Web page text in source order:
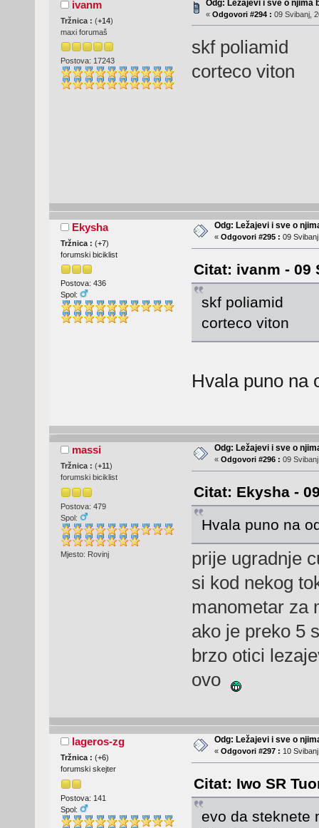
ivanm
Tržnica : (+14)
maxi forumaš
Postova: 17243
Odg: Ležajevi i sve o njima
« Odgovori #294 : 09 Svibanj,
skf poliamid
corteco viton
Ekysha
Tržnica : (+7)
forumski biciklist
Postova: 436
Spol:
Odg: Ležajevi i sve o
« Odgovori #295 : 09
Citat: ivanm - 09
skf poliamid
corteco viton
Hvala puno
massi
Tržnica : (+11 )
forumski biciklist
Postova: 479
Spol:
Mjesto: Rovinj
Odg: Ležajevi i sve o
« Odgovori #296 : 09
Citat: Ekysha -
Hvala puno na
prije ugradnje
si kod nekog
manometar za
ako je preko 5
brzo otici
ovo
lageros-zg
Tržnica : (+6)
forumski skejter
Postova: 141
Spol:
Odg: Ležajevi i sve o
« Odgovori #297 : 10
Citat: Iwo SR
evo da steknete